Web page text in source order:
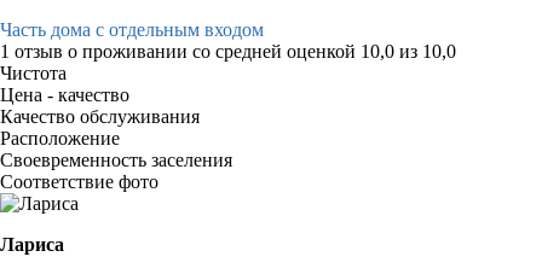
Часть дома с отдельным входом
1 отзыв о проживании со средней оценкой 10,0 из 10,0
Чистота
Цена - качество
Качество обслуживания
Расположение
Своевременность заселения
Соответствие фото
Лариса